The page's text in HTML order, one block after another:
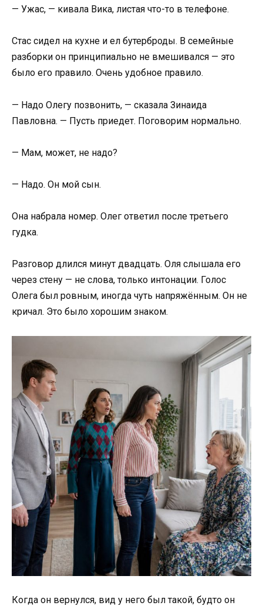
— Ужас, — кивала Вика, листая что-то в телефоне.
Стас сидел на кухне и ел бутерброды. В семейные
разборки он принципиально не вмешивался — это
было его правило. Очень удобное правило.
— Надо Олегу позвонить, — сказала Зинаида
Павловна. — Пусть приедет. Поговорим нормально.
— Мам, может, не надо?
— Надо. Он мой сын.
Она набрала номер. Олег ответил после третьего
гудка.
Разговор длился минут двадцать. Оля слышала его
через стену — не слова, только интонации. Голос
Олега был ровным, иногда чуть напряжённым. Он не
кричал. Это было хорошим знаком.
Когда он вернулся, вид у него был такой, будто он